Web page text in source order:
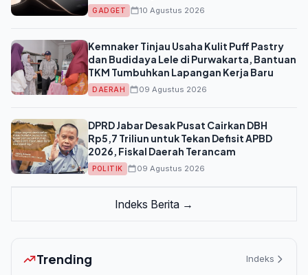
GADGET 10 Agustus 2026
Kemnaker Tinjau Usaha Kulit Puff Pastry
dan Budidaya Lele di Purwakarta, Bantuan
TKM Tumbuhkan Lapangan Kerja Baru
DAERAH 09 Agustus 2026
DPRD Jabar Desak Pusat Cairkan DBH
Rp5,7 Triliun untuk Tekan Defisit APBD
2026, Fiskal Daerah Terancam
POLITIK 09 Agustus 2026
Indeks Berita →
Trending Indeks